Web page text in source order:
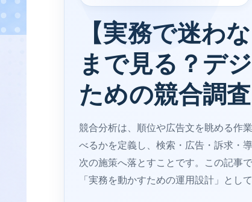
【実務で迷わ
まで見る？デ
ための競合調
競合分析は、順位や広告文を眺める作
べるかを定義し、検索・広告・訴求・
次の施策へ落とすことです。この記事
「実務を動かすための運用設計」とし